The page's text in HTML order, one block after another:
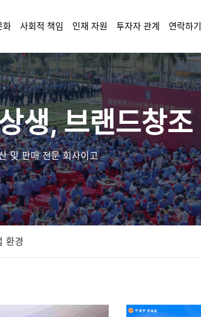
화 사회적 책임 인재 자원 투자자 관계 연락하기
생, 브랜드창조
및 판매 전문 회사이고
환경